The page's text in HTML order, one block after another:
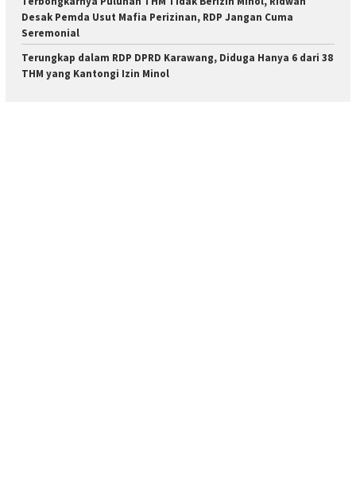
Desak Pemda Usut Mafia Perizinan, RDP Jangan Cuma
Seremonial
Terungkap dalam RDP DPRD Karawang, Diduga Hanya 6 dari 38
THM yang Kantongi Izin Minol